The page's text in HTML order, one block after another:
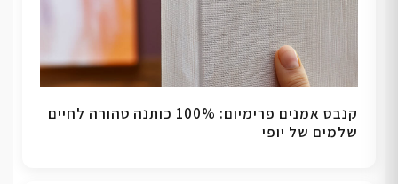
קנבס אמנים פרימיום: 100% כותנה טהורה לחיים
שלמים של יופי